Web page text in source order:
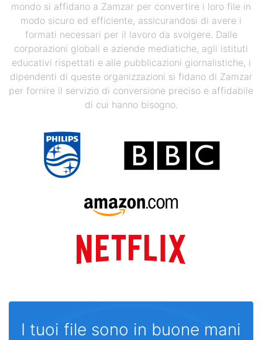
mondo si affidano a Zamzar per convertire i loro file in
modo sicuro ed efficiente, assicurandosi di avere i
formati necessari per il lavoro da svolgere. Dalle
corporazioni globali e aziende mediatiche, agli istituti
educativi rispettati e alle pubblicazioni giornalistiche, i
dipendenti di queste organizzazioni si fidano di Zamzar
per fornire il servizio di conversione preciso e affidabile
di cui hanno bisogno.
I tuoi file sono in buone mani